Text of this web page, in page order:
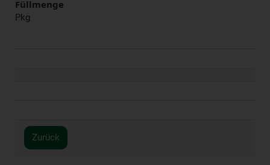
Füllmenge
Pkg
Zurück